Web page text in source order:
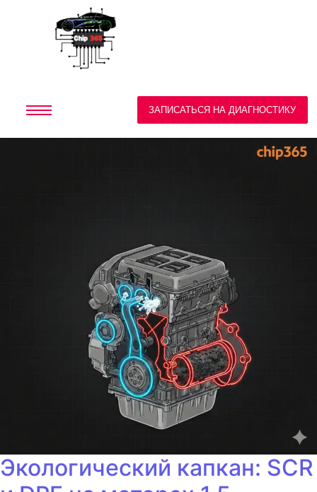
ЗАПИСАТЬСЯ НА ДИАГНОСТИКУ
Экологический капкан: SCR